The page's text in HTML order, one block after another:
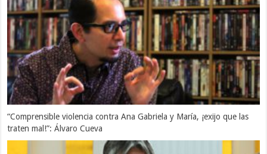
“Comprensible violencia contra Ana Gabriela y María, ¡exijo que las
traten mal!”: Álvaro Cueva